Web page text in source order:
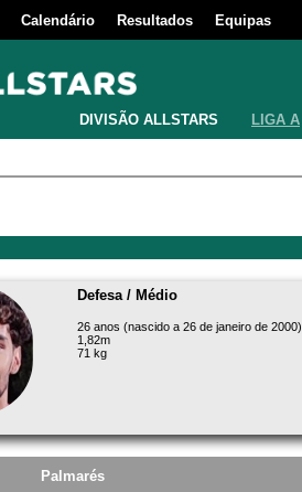
Calendário Resultados Equipas
DIVISÃO ALLSTARS LIGA A
Defesa / Médio
26 anos (nascido a 26 de janeiro de 2000)
1,82m
71 kg
Palmarés